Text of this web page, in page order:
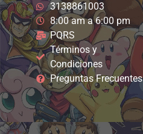
3138861003
8:00 am a 6:00 pm
PQRS
Términos y
Condiciones
Preguntas Frecuentes